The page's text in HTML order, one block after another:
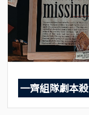
一齊組隊劇本殺